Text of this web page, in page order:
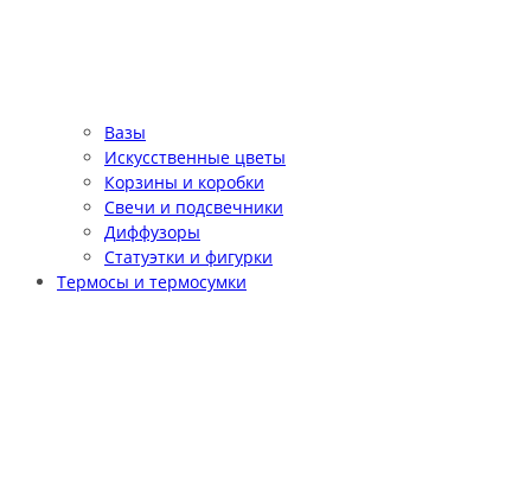
Вазы
Искусственные цветы
Корзины и коробки
Свечи и подсвечники
Диффузоры
Статуэтки и фигурки
Термосы и термосумки